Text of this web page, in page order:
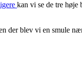
kan vi se de tre høje
der blev vi en smule